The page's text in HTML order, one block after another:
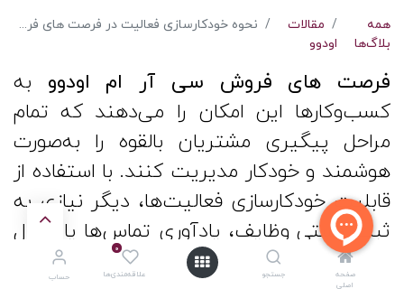
صفحه
اصلی
جستجو
0
علاقه‌مندی‌ها حساب
همه
بلاگ‌ها
مقالات
اودوو
نحوه خودکارسازی فعالیت‌ در فرصت های فروش سی آر ام اودوو
فرصت های فروش سی آر ام اودوو به
کسب‌وکارها این امکان را می‌دهند که تمام
مراحل پیگیری مشتریان بالقوه را به‌صورت
هوشمند و خودکار مدیریت کنند. با استفاده از
قابلیت خودکارسازی فعالیت‌ها، دیگر نیازی به
ثبت دستی وظایف، یادآوری تماس‌ها یا ارسال
ایمیل‌های تکراری نیست و تمامی این